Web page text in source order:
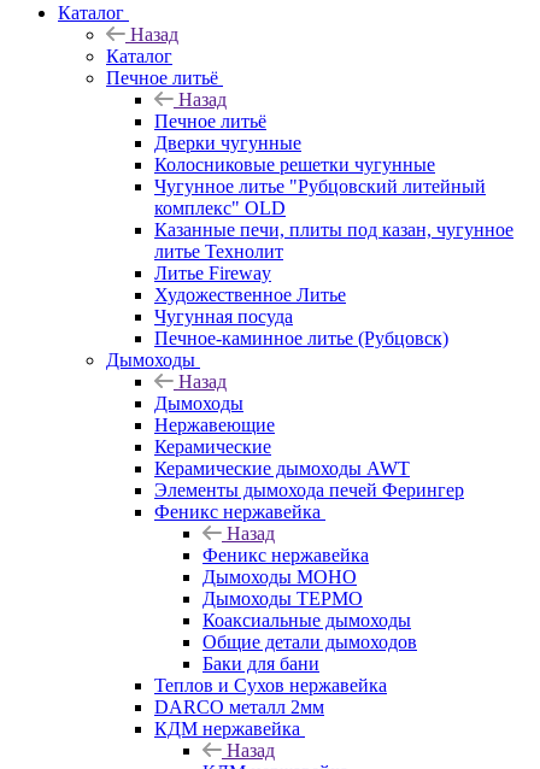
Каталог
Назад
Каталог
Печное литьё
Назад
Печное литьё
Дверки чугунные
Колосниковые решетки чугунные
Чугунное литье "Рубцовский литейный
комплекс" OLD
Казанные печи, плиты под казан, чугунное
литье Технолит
Литье Fireway
Художественное Литье
Чугунная посуда
Печное-каминное литье (Рубцовск)
Дымоходы
Назад
Дымоходы
Нержавеющие
Керамические
Керамические дымоходы AWT
Элементы дымохода печей Ферингер
Феникс нержавейка
Назад
Феникс нержавейка
Дымоходы МОНО
Дымоходы ТЕРМО
Коаксиальные дымоходы
Общие детали дымоходов
Баки для бани
Теплов и Сухов нержавейка
DARCO металл 2мм
КДМ нержавейка
Назад